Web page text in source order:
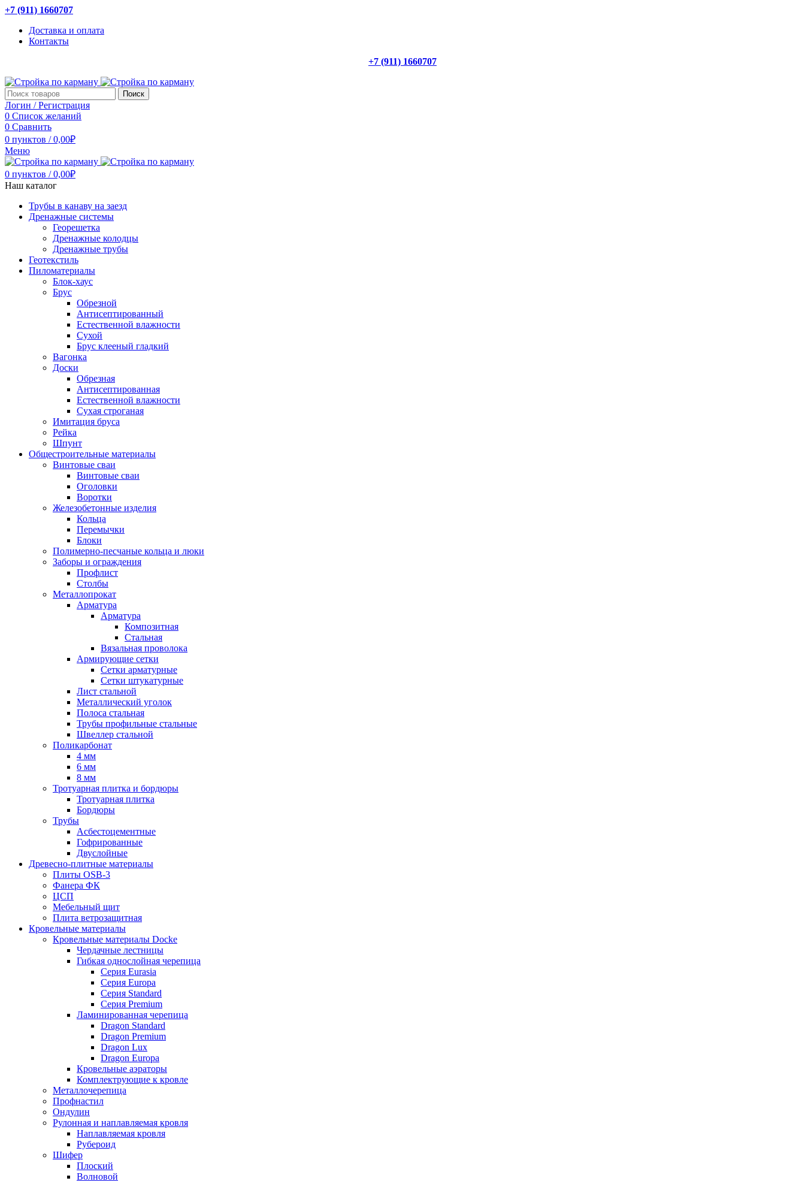
+7 (911) 1660707
Доставка и оплата
Контакты
+7 (911) 1660707
Поиск
Логин / Регистрация
0 Список желаний
0 Сравнить
0 пунктов / 0,00₽
Меню
0 пунктов / 0,00₽
Наш каталог
Трубы в канаву на заезд
Дренажные системы
Георешетка
Дренажные колодцы
Дренажные трубы
Геотекстиль
Пиломатериалы
Блок-хаус
Брус
Обрезной
Антисептированный
Естественной влажности
Сухой
Брус клееный гладкий
Вагонка
Доски
Обрезная
Антисептированная
Естественной влажности
Сухая строганая
Имитация бруса
Рейка
Шпунт
Общестроительные материалы
Винтовые сваи
Винтовые сваи
Оголовки
Воротки
Железобетонные изделия
Кольца
Перемычки
Блоки
Полимерно-песчаные кольца и люки
Заборы и ограждения
Профлист
Столбы
Металлопрокат
Арматура
Арматура
Композитная
Стальная
Вязальная проволока
Армирующие сетки
Сетки арматурные
Сетки штукатурные
Лист стальной
Металлический уголок
Полоса стальная
Трубы профильные стальные
Швеллер стальной
Поликарбонат
4 мм
6 мм
8 мм
Тротуарная плитка и бордюры
Тротуарная плитка
Бордюры
Трубы
Асбестоцементные
Гофрированные
Двуслойные
Древесно-плитные материалы
Плиты OSB-3
Фанера ФК
ЦСП
Мебельный щит
Плита ветрозащитная
Кровельные материалы
Кровельные материалы Docke
Чердачные лестницы
Гибкая однослойная черепица
Серия Eurasia
Серия Europa
Серия Standard
Серия Premium
Ламинированная черепица
Dragon Standard
Dragon Premium
Dragon Lux
Dragon Europa
Кровельные аэраторы
Комплектрующие к кровле
Металлочерепица
Профнастил
Ондулин
Рулонная и наплавляемая кровля
Наплавляемая кровля
Рубероид
Шифер
Плоский
Волновой